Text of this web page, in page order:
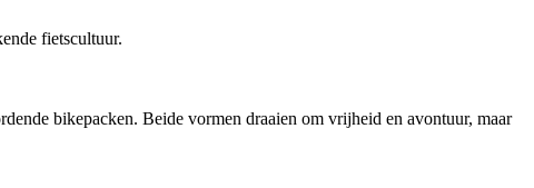
fietscultuur.
bikepacken. Beide vormen draaien om vrijheid en avontuur, maar